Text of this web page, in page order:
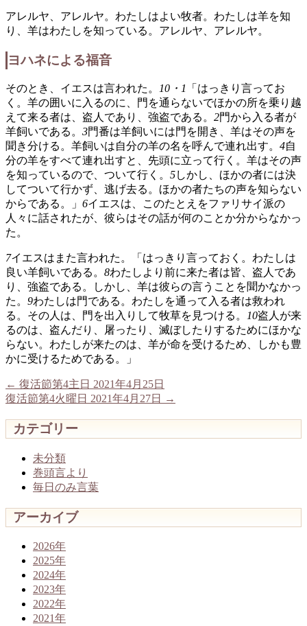
アレルヤ、アレルヤ。わたしはよい牧者。わたしは羊を知
り、羊はわたしを知っている。アレルヤ、アレルヤ。
ヨハネによる福音
そのとき、イエスは言われた。 10・1 「はっきり言ってお
く。羊の囲いに入るのに、門を通らないでほかの所を乗り越
えて来る者は、盗人であり、強盗である。 2門から入る者が
羊飼いである。 3門番は羊飼いには門を開き、羊はその声を
聞き分ける。羊飼いは自分の羊の名を呼んで連れ出す。 4自
分の羊をすべて連れ出すと、先頭に立って行く。羊はその声
を知っているので、ついて行く。 5しかし、ほかの者には決
してついて行かず、逃げ去る。ほかの者たちの声を知らない
からである。」 6イエスは、このたとえをファリサイ派の
人々に話されたが、彼らはその話が何のことか分からなかっ
た。
7イエスはまた言われた。「はっきり言っておく。わたしは
良い羊飼いである。 8わたしより前に来た者は皆、盗人であ
り、強盗である。しかし、羊は彼らの言うことを聞かなかっ
た。 9わたしは門である。わたしを通って入る者は救われ
る。その人は、門を出入りして牧草を見つける。 10盗人が来
るのは、盗んだり、屠ったり、滅ぼしたりするためにほかな
らない。わたしが来たのは、羊が命を受けるため、しかも豊
かに受けるためである。」
← 復活節第4主日 2021年4月25日
復活節第4火曜日 2021年4月27日
→
カテゴリー
未分類
巻頭言より
毎日のみ言葉
アーカイブ
2026年
2025年
2024年
2023年
2022年
2021年